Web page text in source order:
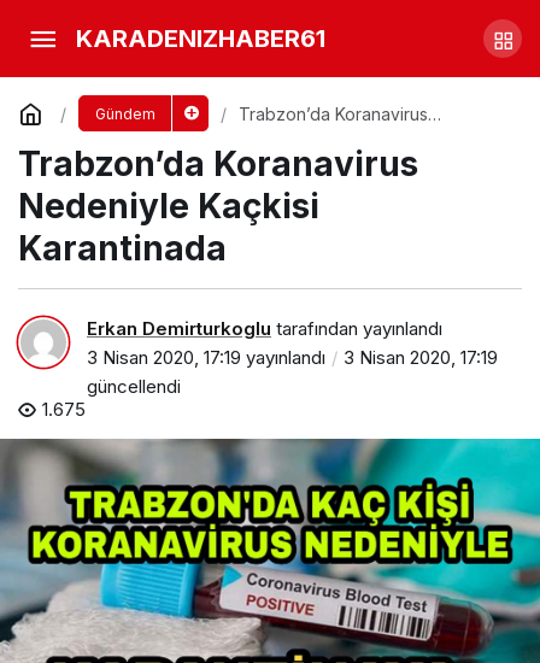
KARADENIZHABER61
Gündem
Trabzon’da Koranavirus
Trabzon’da Koranavirus
Nedeniyle Kaçkisi
Karantinada
Erkan Demirturkoglu tarafından yayınlandı
3 Nisan 2020, 17:19 yayınlandı
3 Nisan 2020, 17:19
güncellendi
1.675
Araklı’da 3 Boyutlu Maskeyle
Coranavirus’ten Korunuyorlar
Yorum Yap